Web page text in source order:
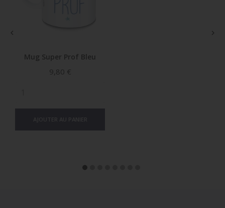
Mug Super Prof Bleu
Prix
9,80 €
 